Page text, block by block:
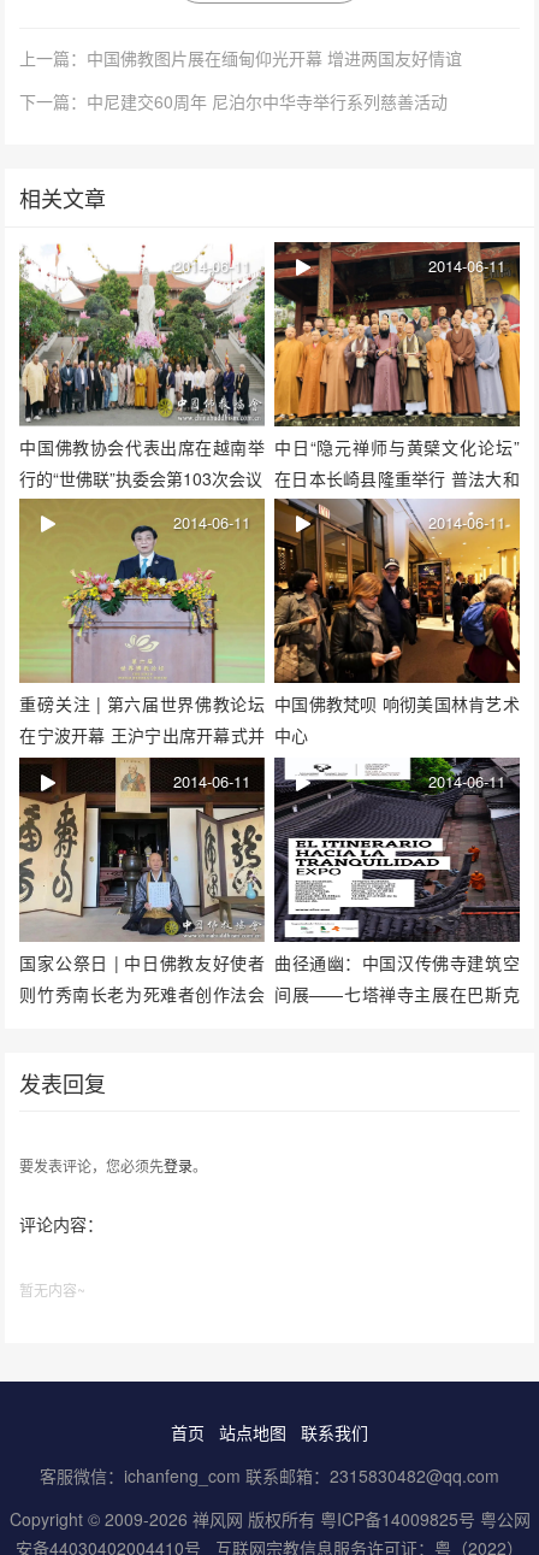
上一篇：中国佛教图片展在缅甸仰光开幕 增进两国友好情谊
下一篇：中尼建交60周年 尼泊尔中华寺举行系列慈善活动
相关文章
中国佛教协会代表出席在越南举
行的“世佛联”执委会第103次会议
2014-06-11
中日“隐元禅师与黄檗文化论坛”
在日本长崎县隆重举行 普法大和
尚率团出席
2014-06-11
重磅关注 | 第六届世界佛教论坛
在宁波开幕 王沪宁出席开幕式并
致辞
2014-06-11
中国佛教梵呗 响彻美国林肯艺术
中心
2014-06-11
国家公祭日 | 中日佛教友好使者
则竹秀南长老为死难者创作法会
2014-06-11
曲径通幽：中国汉传佛寺建筑空
间展——七塔禅寺主展在巴斯克
2014-06-11
发表回复
要发表评论，您必须先登录。
评论内容：
暂无内容~
首页 站点地图
联系我们
客服微信：ichanfeng_com 联系邮箱：2315830482@qq.com
Copyright © 2009-2026 禅风网 版权所有 粤ICP备14009825号 粤公网
安备44030402004410号
互联网宗教信息服务许可证：粤（2022）